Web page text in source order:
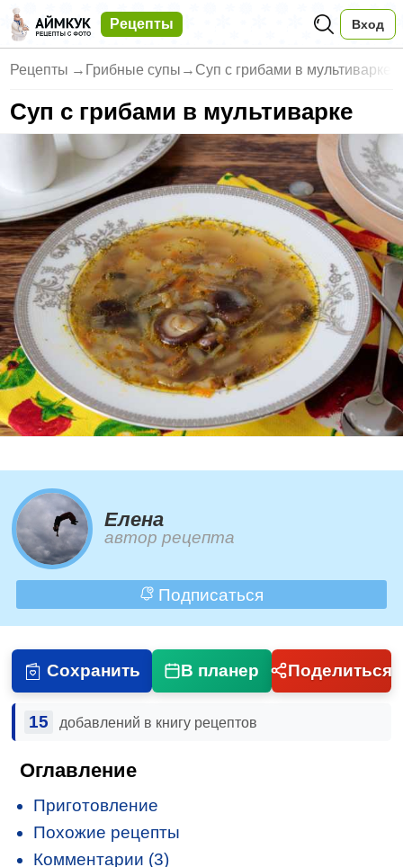
Рецепты Вход
Рецепты → Грибные супы → Суп с грибами в мультиварке
Суп с грибами в мультиварке
Елена
автор рецепта
Подписаться
Сохранить В планер Поделиться
15 добавлений в книгу рецептов
Оглавление
Приготовление
Похожие рецепты
Комментарии (3)